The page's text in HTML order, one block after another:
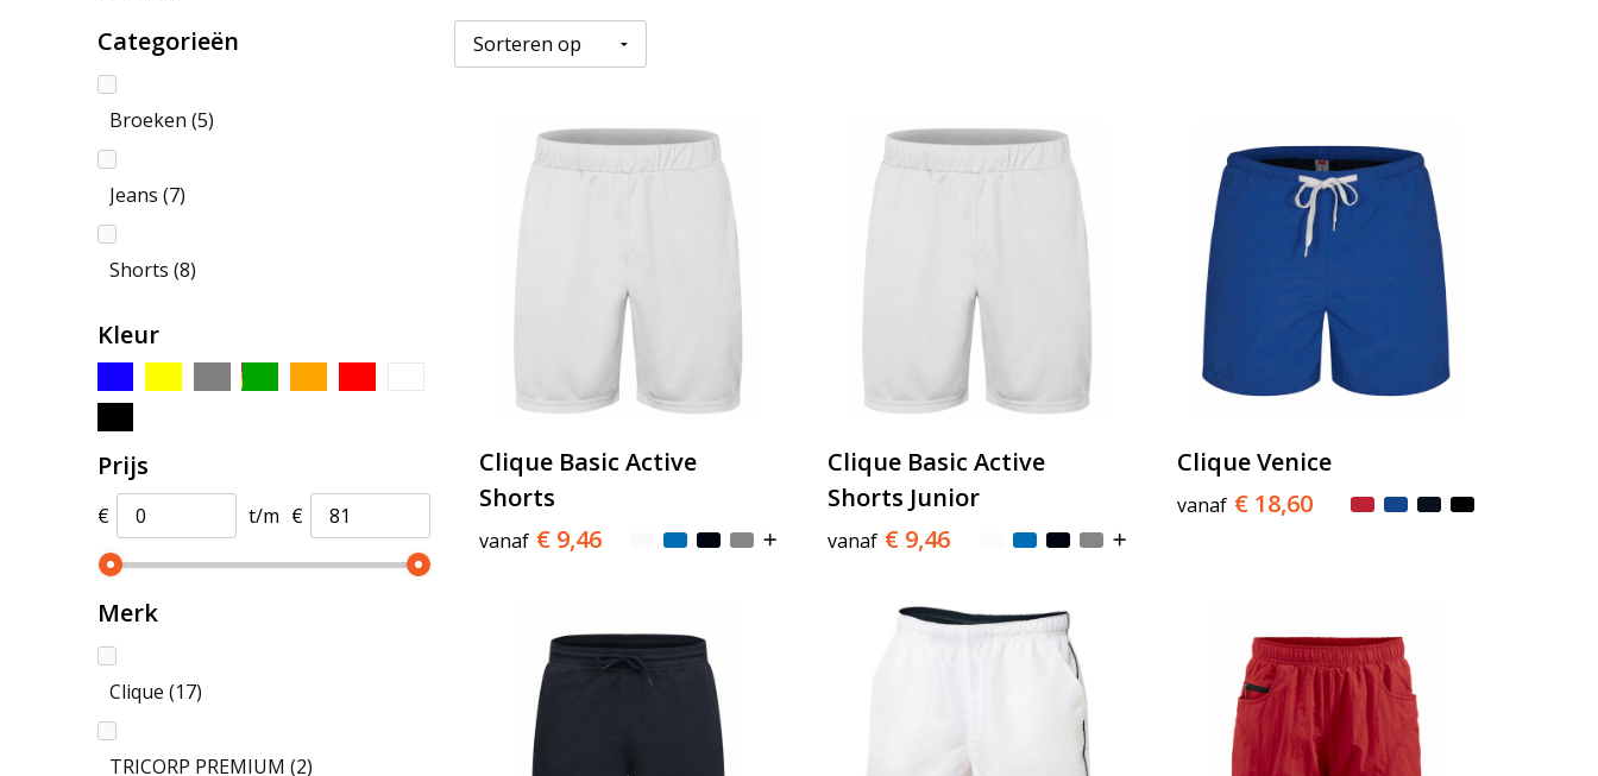
Categorieën
Broeken (5)
Jeans (7)
Shorts (8)
Kleur
Prijs
€ t/m €
Merk
Clique (17)
TRICORP PREMIUM (2)
Clique Basic Active
Shorts
vanaf € 9,46
Clique Basic Active
Shorts Junior
vanaf € 9,46
Clique Venice
vanaf € 18,60